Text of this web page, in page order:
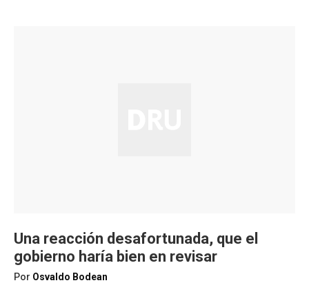
Una reacción desafortunada, que el
gobierno haría bien en revisar
Por Osvaldo Bodean